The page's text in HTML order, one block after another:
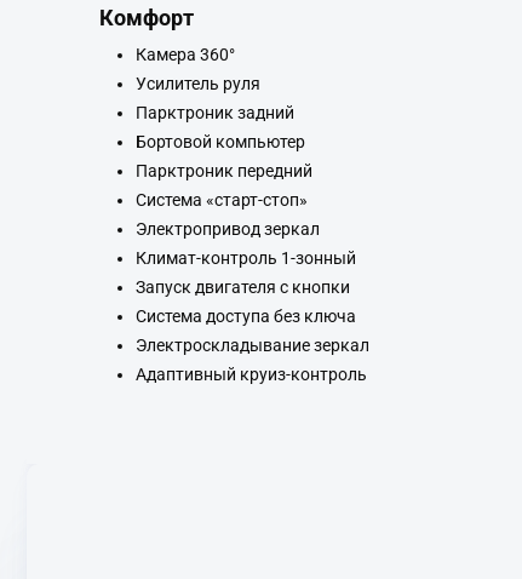
Комфорт
Камера 360°
Усилитель руля
Парктроник задний
Бортовой компьютер
Парктроник передний
Система «старт-стоп»
Электропривод зеркал
Климат-контроль 1-зонный
Запуск двигателя с кнопки
Система доступа без ключа
Электроскладывание зеркал
Адаптивный круиз-контроль